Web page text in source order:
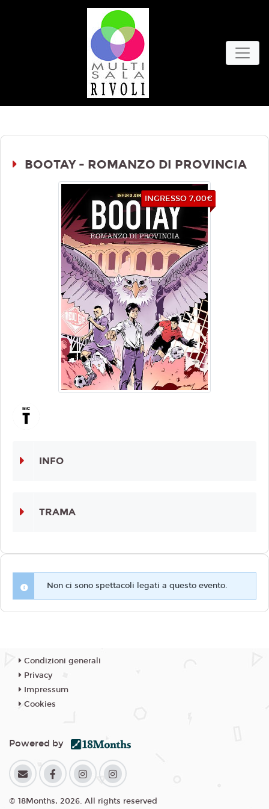
BOOTAY - ROMANZO DI PROVINCIA
INGRESSO 7,00€
INFO
TRAMA
Non ci sono spettacoli legati a questo evento.
Condizioni generali
Privacy
Impressum
Cookies
Powered by
© 18Months, 2026. All rights reserved